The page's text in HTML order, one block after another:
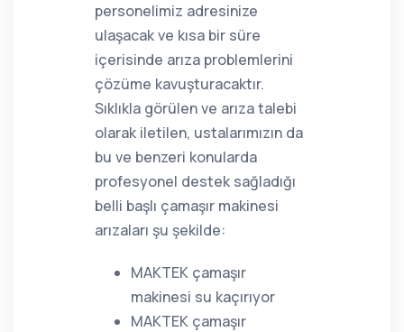
personelimiz adresinize
ulaşacak ve kısa bir süre
içerisinde arıza problemlerini
çözüme kavuşturacaktır.
Sıklıkla görülen ve arıza talebi
olarak iletilen, ustalarımızın da
bu ve benzeri konularda
profesyonel destek sağladığı
belli başlı çamaşır makinesi
arızaları şu şekilde:
MAKTEK çamaşır
makinesi su kaçırıyor
MAKTEK çamaşır